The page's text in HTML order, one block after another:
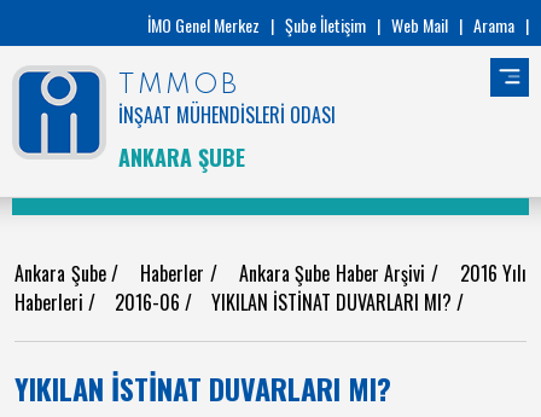
İMO Genel Merkez | Şube İletişim | Web Mail | Arama |
TMMOB
İNŞAAT MÜHENDİSLERİ ODASI
ANKARA ŞUBE
Ankara Şube/ Haberler / Ankara Şube Haber Arşivi / 2016 Yılı
Haberleri / 2016-06 / YIKILAN İSTİNAT DUVARLARI MI? /
YIKILAN İSTİNAT DUVARLARI MI?